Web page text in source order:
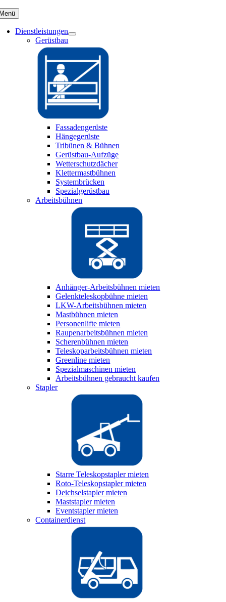
Dienstleistungen
Gerüstbau
Fassadengerüste
Hängegerüste
Tribünen & Bühnen
Gerüstbau-Aufzüge
Wetterschutzdächer
Klettermastbühnen
Systembrücken
Spezialgerüstbau
Arbeitsbühnen
Anhänger-Arbeitsbühnen mieten
Gelenkteleskopbühne mieten
LKW-Arbeitsbühnen mieten
Mastbühnen mieten
Personenlifte mieten
Raupenarbeitsbühnen mieten
Scherenbühnen mieten
Teleskoparbeitsbühnen mieten
Greenline mieten
Spezialmaschinen mieten
Arbeitsbühnen gebraucht kaufen
Stapler
Starre Teleskopstapler mieten
Roto-Teleskopstapler mieten
Deichselstapler mieten
Maststapler mieten
Eventstapler mieten
Containerdienst